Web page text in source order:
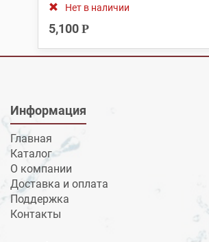
Нет в наличии
5,100 Р
Информация
Главная
Каталог
О компании
Доставка и оплата
Поддержка
Контакты